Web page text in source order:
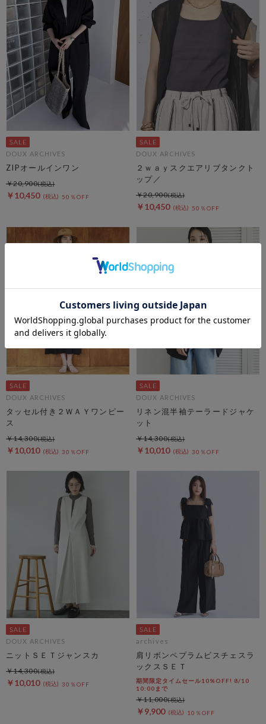
DOUX ARCHIVES
ZIPオールインワン
￥10,450 50％OFF
￥20,900
DOUX ARCHIVES
２ｗａｙスクエアリブタンクト
ップ／
￥10,450 50％OFF
￥20,900
DOUX ARCHIVES
タッセル付き２ＷＡＹワンピー
ス
￥10,010 30％OFF
￥14,300
DOUX ARCHIVES
リネン混半袖テーラードジャケ
ット
￥10,010 30％OFF
￥14,300
DOUX ARCHIVES
ニットＳＥＴジャンスカ
￥10,010 30％OFF
￥14,300
archives
肩リボンペプラムビスチェスラ
ックスＳＥＴ
期間限定タイムセール10%OFF! 8/10
10:00まで
￥9,900 10％OFF
￥11,000